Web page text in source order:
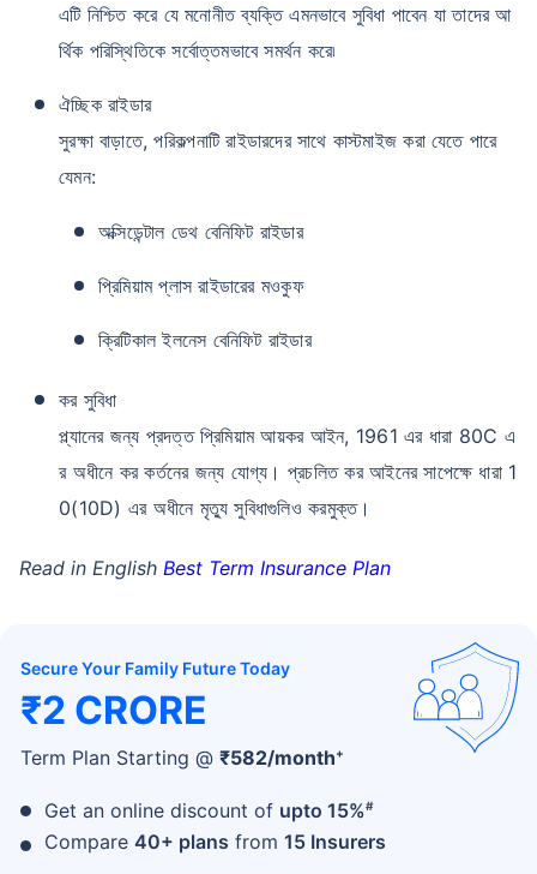
এটি নিশ্চিত করে যে মনোনীত ব্যক্তি এমনভাবে সুবিধা পাবেন যা তাদের আ
র্থিক পরিস্থিতিকে সর্বোত্তমভাবে সমর্থন করে৷
ঐচ্ছিক রাইডার
সুরক্ষা বাড়াতে, পরিকল্পনাটি রাইডারদের সাথে কাস্টমাইজ করা যেতে পারে
যেমন:
অক্সিডেন্টাল ডেথ বেনিফিট রাইডার
প্রিমিয়াম প্লাস রাইডারের মওকুফ
ক্রিটিকাল ইলনেস বেনিফিট রাইডার
কর সুবিধা
প্ল্যানের জন্য প্রদত্ত প্রিমিয়াম আয়কর আইন, 1961 এর ধারা 80C এ
র অধীনে কর কর্তনের জন্য যোগ্য। প্রচলিত কর আইনের সাপেক্ষে ধারা 1
0(10D) এর অধীনে মৃত্যু সুবিধাগুলিও করমুক্ত।
Read in English Best Term Insurance Plan
Secure Your Family Future Today
₹2 CRORE
Term Plan Starting @ ₹582/month+
Get an online discount of upto 15%#
Compare 40+ plans from 15 Insurers